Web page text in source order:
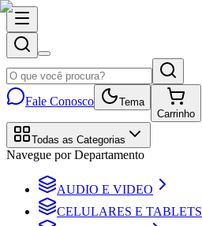
Fale Conosco
Tema
Carrinho
Todas as Categorias
Navegue por Departamento
AUDIO E VIDEO
CELULARES E TABLETS